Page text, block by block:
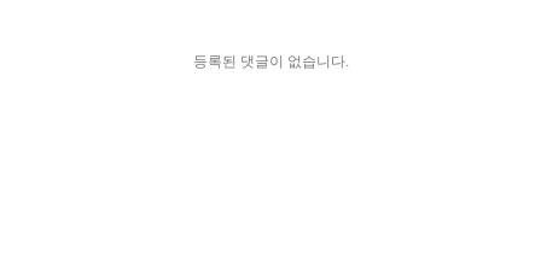
등록된 댓글이 없습니다.